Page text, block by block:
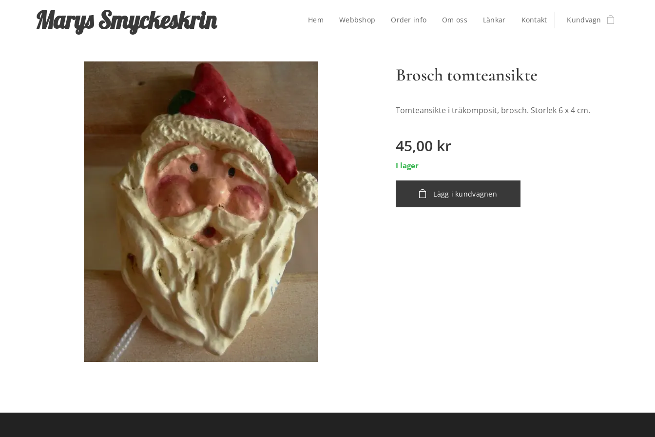
Marys Smyckeskrin Hem Webbshop Order info Om oss Länkar Kontakt Kundvagn
Brosch tomteansikte
Tomteansikte i träkomposit, brosch. Storlek 6 x 4 cm.
45,00 kr
I lager
Lägg i kundvagnen